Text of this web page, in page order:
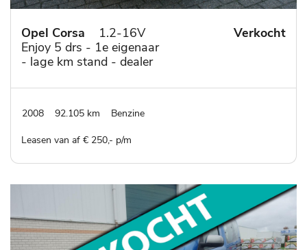
Opel Corsa
1.2-16V
Enjoy 5 drs - 1e eigenaar
- lage km stand - dealer
Verkocht
2008 92.105 km Benzine
Leasen van af € 250,- p/m